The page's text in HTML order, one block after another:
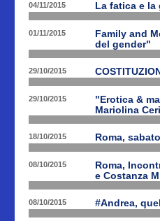
04/11/2015 La fatica e
01/11/2015
Family and
del gender"
29/10/2015
29/10/2015
"Erotica &
Mariolina
18/10/2015 Roma,
08/10/2015
Roma,
e Costanza
08/10/2015 #Andrea,